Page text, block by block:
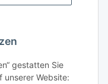
gestatten Sie
unserer Website: